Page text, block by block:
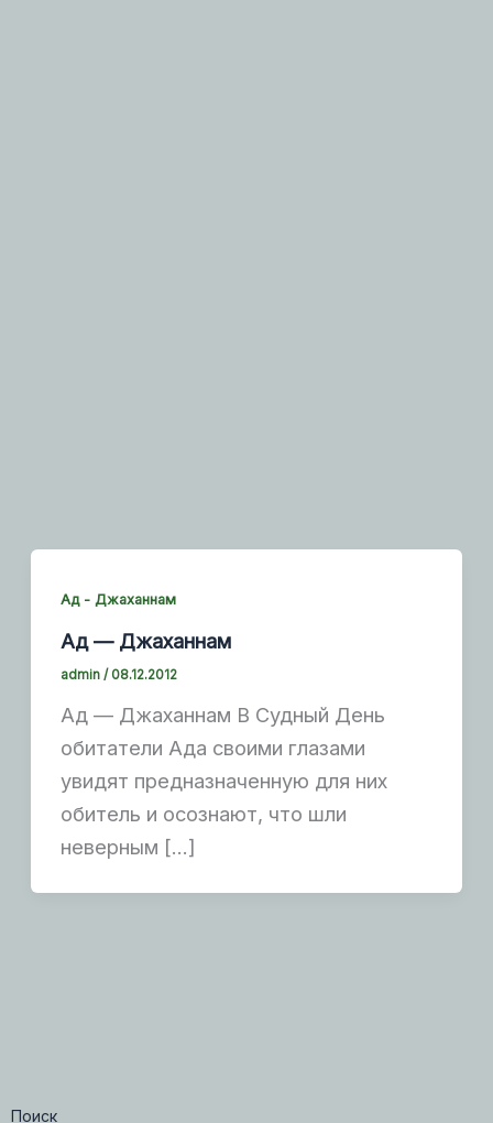
Поиск
Ад - Джаханнам
Ад — Джаханнам
admin/ 08.12.2012
Ад — Джаханнам В Судный День
обитатели Ада своими глазами
увидят предназначенную для них
обитель и осознают, что шли
неверным […]